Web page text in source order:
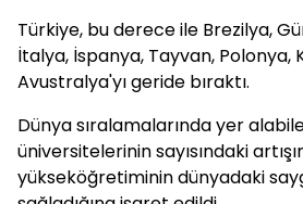
Türkiye, bu derece ile Brezilya,
İtalya, İspanya, Tayvan, Polonya,
Avustralya'yı geride bıraktı.
Dünya sıralamalarında yer
üniversitelerinin sayısındaki
yükseköğretiminin dünyadaki